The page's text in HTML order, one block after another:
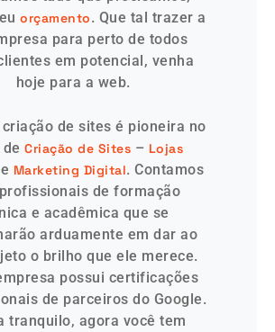
orçamento. Que tal trazer a
para perto de todos
em potencial, venha
hoje para a web.
de sites é pioneira no
Criação de Sites – Lojas
e Marketing Digital. Contamos
de formação
e acadêmica que se
arduamente em dar ao
o brilho que ele merece.
possui certificações
de parceiros do Google.
tranquilo, agora você tem